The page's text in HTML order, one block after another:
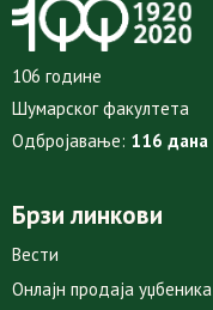
106 године
Шумарског факултета
Одбројавање: 116 дана
Брзи линкови
Вести
Онлајн продаја уџбеника